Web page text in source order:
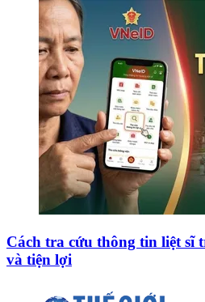
Cách tra cứu thông tin liệt sĩ
và tiện lợi